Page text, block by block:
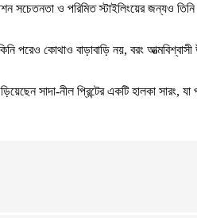
সচেতনতা ও পরিমিত স্টাইলিংয়ের জন্যও
পরেও কোথাও বাড়াবাড়ি নয়, বরং
সাদা-নীল প্রিন্টের একটি হালকা সারং,